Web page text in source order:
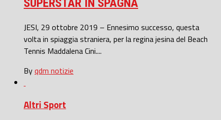
SUPERSTAR IN SPAGNA
JESI, 29 ottobre 2019 – Ennesimo successo, questa
volta in spiaggia straniera, per la regina jesina del Beach
Tennis Maddalena Cini....
Byqdm notizie
Altri Sport